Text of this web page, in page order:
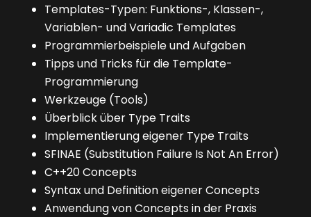
Templates-Typen: Funktions-, Klassen-,
Variablen- und Variadic Templates
Programmierbeispiele und Aufgaben
Tipps und Tricks für die Template-
Programmierung
Werkzeuge (Tools)
Überblick über Type Traits
Implementierung eigener Type Traits
SFINAE (Substitution Failure Is Not An Error)
C++20 Concepts
Syntax und Definition eigener Concepts
Anwendung von Concepts in der Praxis